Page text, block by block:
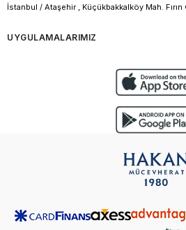
İstanbul / Ataşehir , Küçükbakkalköy Mah. Fırın
UYGULAMALARIMIZ